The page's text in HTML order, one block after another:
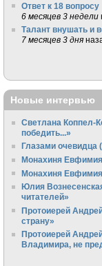
Ответ к 18 вопросу
6 месяцев 3 недели
Талант внушать и
7 месяцев 3 дня
Новые интервью
Светлана Коппел-
победить...»
Глазами очевидца
Монахиня
Монахиня
Юлия
читателей»
Протоиерей
страну»
Протоиерей
Владимира, не